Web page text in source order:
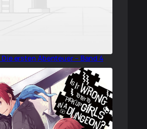
Die ersten Abenteuer – Band 4